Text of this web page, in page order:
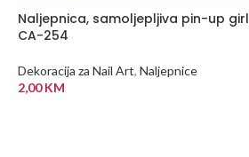
Naljepnica, samoljepljiva pin-up girl
CA-254
Dekoracija za Nail Art, Naljepnice
2,00KM